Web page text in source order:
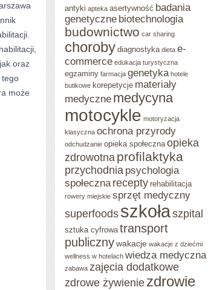
oraz
tego
może
antyki apteka asertywność badania
genetyczne biotechnologia
budownictwo car sharing
choroby diagnostyka dieta e-
commerce edukacja turystyczna
egzaminy farmacja genetyka hotele
butikowe korepetycje materiały
medyczne medycyna
motocykle motoryzacja
klasyczna ochrona przyrody
odchudzanie opieka społeczna opieka
zdrowotna profilaktyka
przychodnia psychologia
społeczna recepty rehabilitacja
rowery miejskie sprzęt medyczny
superfoods szkołaszpital
sztuka cyfrowa transport
publicznywakacje wakacje z dziećmi
wellness w hotelach wiedza medyczna
zabawa zajęcia dodatkowe
zdrowe żywienie zdrowie